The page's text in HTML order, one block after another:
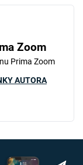
Zoom
Prima Zoom
AUTORA